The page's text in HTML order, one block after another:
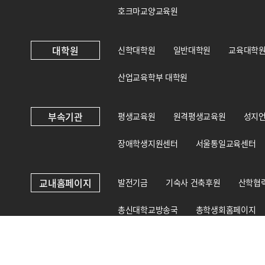
호크마교양교육원
대학원 신학대학원 일반대학원 교육대학원
산업교육학부 대학원
부속기관 평생교육원 원격평생교육원 성지
장애학생지원센터 서울통일교육센터
교내홈페이지 발전기금 기숙사 건축후원 산학협
총신대학교방송국 총학생회홈페이지